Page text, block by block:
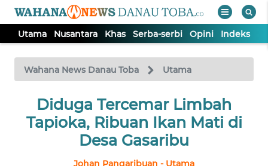
Utama Nusantara Khas Serba-serbi Opini Indeks
Wahana News Danau Toba Utama
Diduga Tercemar Limbah
Tapioka, Ribuan Ikan Mati di
Desa Gasaribu
Johan Pangaribuan - Utama
TV
Tutup
UTAMA